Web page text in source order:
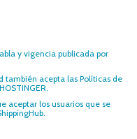
y vigenciapublicada por
también acepta lasPolíticas de
aceptar los usuarios que se